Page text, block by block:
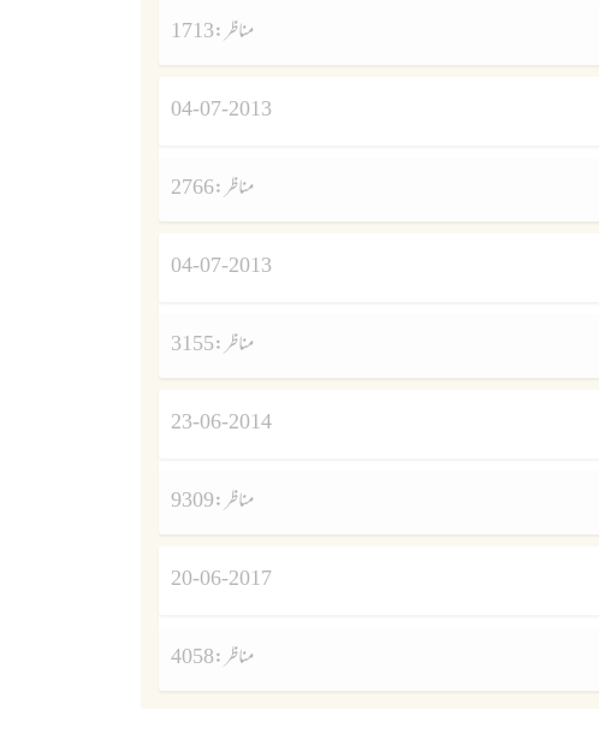
مناظر :1713
04-07-2013
مناظر :2766
04-07-2013
مناظر :3155
23-06-2014
مناظر :9309
20-06-2017
مناظر :4058